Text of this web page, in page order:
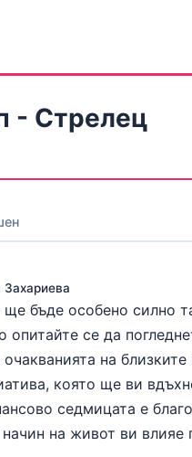
- Стрелец
Захариева
бъде особено силно
се да
на
която ще ви
седмицата е
на живот ви